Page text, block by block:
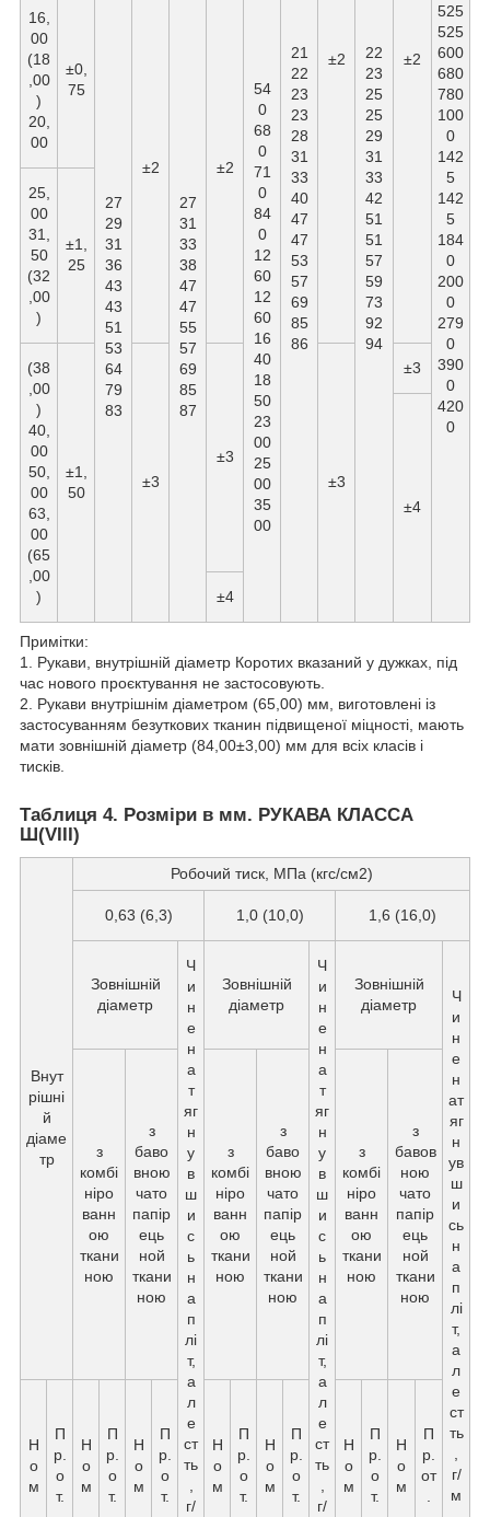
21
22
23
23
28
31
33
40
47
47
53
57
69
85
86
±2
22
23
25
25
29
31
33
42
51
51
57
59
73
92
94
±2
525
525
600
680
780
100
0
142
5
142
5
184
0
200
0
279
0
390
0
420
0
16,
00
(18
,00
)
20,
00
±0,
75
27
29
31
36
43
43
51
53
64
79
83
±2
27
31
33
38
47
47
55
57
69
85
87
±2
54
0
68
0
71
0
84
0
12
60
12
60
16
40
18
50
23
00
25
00
35
00
25,
00
31,
50
(32
,00
)
±1,
25
(38
,00
)
40,
00
50,
00
63,
00
(65
,00
)
±1,
50
±3
±3
±3
±3
±4
±4
Примітки:
1. Рукави, внутрішній діаметр Коротих вказаний у дужках, під
час нового проєктування не застосовують.
2. Рукави внутрішнім діаметром (65,00) мм, виготовлені із
застосуванням безуткових тканин підвищеної міцності, мають
мати зовнішній діаметр (84,00±3,00) мм для всіх класів і
тисків.
Таблиця 4. Розміри в мм. РУКАВА КЛАССА
Ш(VIII)
Внут
рішні
й
діаме
тр
Робочий тиск, МПа (кгс/см2)
0,63 (6,3) 1,0 (10,0) 1,6 (16,0)
Зовнішній
діаметр
Ч
и
н
е
н
а
т
яг
н
у
в
ш
и
с
ь
н
а
п
лі
т,
а
л
е
ст
ть
,
г/
Зовнішній
діаметр
Ч
и
н
е
н
а
т
яг
н
у
в
ш
и
с
ь
н
а
п
лі
т,
а
л
е
ст
ть
,
г/
Зовнішній
діаметр
Ч
и
н
е
н
ат
яг
н
ув
ш
и
сь
н
а
п
лі
т,
а
л
е
ст
ть
,
г/
м
з
комбі
ніро
ванн
ою
ткани
ною
з
баво
вною
чато
папір
ець
ной
ткани
ною
з
комбі
ніро
ванн
ою
ткани
ною
з
баво
вною
чато
папір
ець
ной
ткани
ною
з
комбі
ніро
ванн
ою
ткани
ною
з
бавов
ною
чато
папір
ець
ной
ткани
ною
Н
о
м
П
р.
о
т.
Н
о
м
П
р.
о
т.
Н
о
м
П
р.
о
т.
Н
о
м
П
р.
о
т.
Н
о
м
П
р.
о
т.
Н
о
м
П
р.
о
т.
Н
о
м
П
р.
от
.